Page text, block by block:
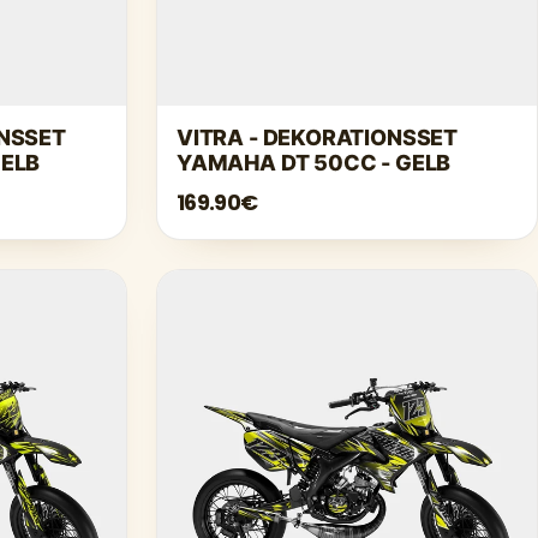
VITRA - DEKORATIONSSET
YAMAHA DT 50CC - GELB
169.90€